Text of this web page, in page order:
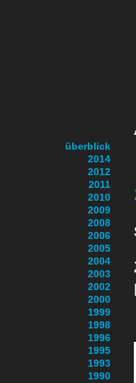
überblick
2014
2012
2011
2010
2009
2008
2006
2005
2004
2003
2002
2000
1999
1998
1996
1995
1993
1990